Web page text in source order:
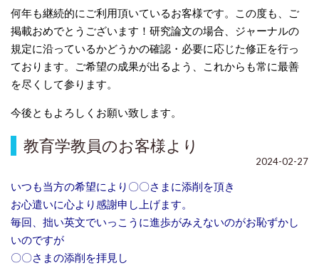
何年も継続的にご利用頂いているお客様です。
この度も、ご
掲載おめでとうございます！ 研究論文の場合、ジャーナルの
規定に沿っているかどうかの確認・必要に応じた修正を行っ
ております。
ご希望の成果が出るよう、これからも常に最善
を尽くして参ります。
今後ともよろしくお願い致します。
教育学教員のお客様より
2024-02-27
いつも当方の希望により〇〇さまに添削を頂き
お心遣いに心より感謝申し上げます。
毎回、拙い英文でいっこうに進歩がみえないのがお恥ずかし
いのですが
〇〇さまの添削を拝見し